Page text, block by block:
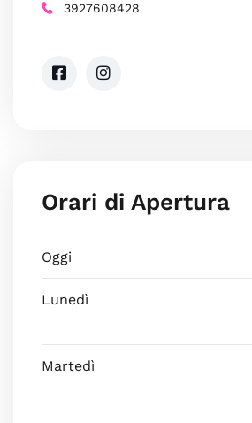
3927608428
Orari di Apertura
Oggi
Lunedì
Martedì